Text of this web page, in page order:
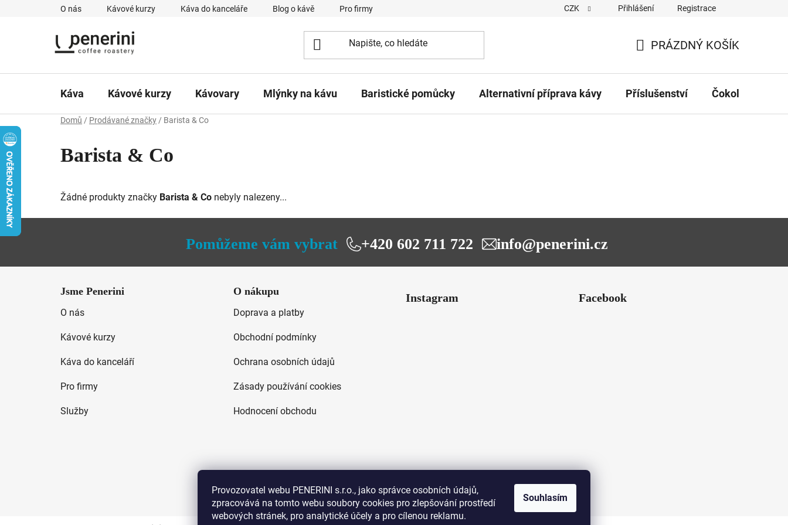
Provozovatel webu PENERINI s.r.o., jako správce osobních údajů,
zpracovává na tomto webu soubory cookies pro zlepšování prostředí
webových stránek, pro analytické účely a pro cílenou reklamu.
Souhlasím
O nás Kávové kurzy Káva do kanceláře Blog o kávě Pro firmy Obchodní podmínky Kontakty Hodnocení obchodu
CZK Přihlášení Registrace
KOŠÍK
PRÁZDNÝ KOŠÍK
Káva Kávové kurzy Kávovary Mlýnky na kávu Baristické pomůcky Alternativní příprava kávy Příslušenství Čokolády
Domů / Prodávané značky / Barista & Co
Barista & Co
Žádné produkty značky Barista & Co nebyly nalezeny...
Pomůžeme vám vybrat +420 602 711 722 info@penerini.cz
Jsme Penerini
O nás
Kávové kurzy
Káva do kanceláří
Pro firmy
Služby
O nákupu
Doprava a platby
Obchodní podmínky
Ochrana osobních údajů
Zásady používání cookies
Hodnocení obchodu
Instagram
Sledovat na Instagramu
Facebook